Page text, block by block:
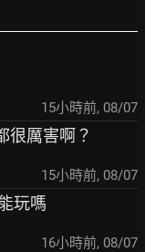
15小時前, 08/07
很厲害啊？
15小時前, 08/07
玩嗎
16小時前, 08/07